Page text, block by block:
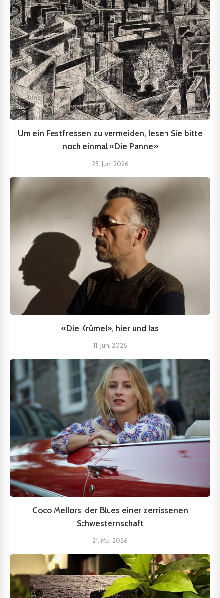
Um ein Festfressen zu vermeiden, lesen Sie bitte
noch einmal «Die Panne»
25. Juni 2026
«Die Krümel», hier und las
11. Juni 2026
Coco Mellors, der Blues einer zerrissenen
Schwesternschaft
21. Mai 2026